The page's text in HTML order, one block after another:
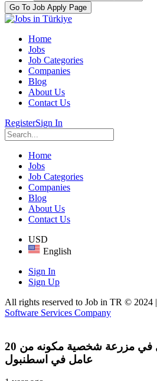
Go To Job Apply Page
Home
Jobs
Job Categories
Companies
Blog
About Us
Contact Us
RegisterSign In
Home
Jobs
Job Categories
Companies
Blog
About Us
Contact Us
USD
English
Sign In
Sign Up
All rights reserved to Job in TR © 2024 |
Software Services Company
مطلوب طباخ للعمل في مزرعة شخصية مكونه من 20
عامل في اسطنبول